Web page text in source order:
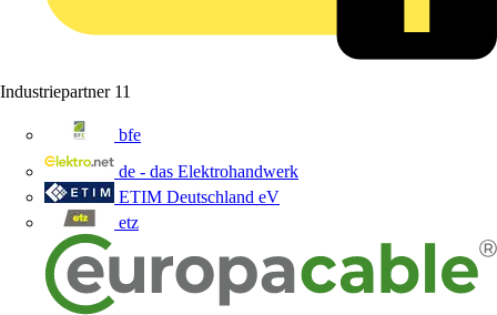
Industriepartner 11
bfe
de - das Elektrohandwerk
ETIM Deutschland eV
etz